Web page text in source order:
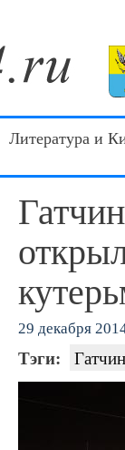
Литература и
29 декабря
Тэги: